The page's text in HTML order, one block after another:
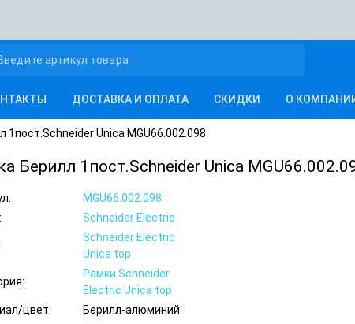
ДОСТАВКА И ОПЛАТА СКИДКИ О
1пост.Schneider Unica MGU66.002.098
Берилл 1пост.Schneider Unica
MGU66.002.098
Schneider Electric
Schneider Electric
Unica top
Рамки Schneider
Electric Unica top
цвет:
Берилл-алюминий